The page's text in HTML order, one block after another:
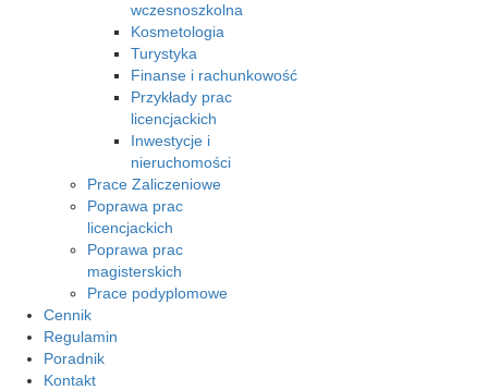
wczesnoszkolna
Kosmetologia
Turystyka
Finanse i rachunkowość
Przykłady prac
licencjackich
Inwestycje i
nieruchomości
Prace Zaliczeniowe
Poprawa prac
licencjackich
Poprawa prac
magisterskich
Prace podyplomowe
Cennik
Regulamin
Poradnik
Kontakt